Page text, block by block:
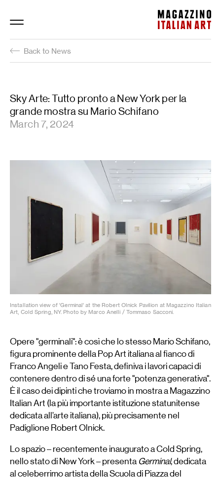
Magazzino Italian Art
Back to News
Sky Arte: Tutto pronto a New York per la
grande mostra su Mario Schifano
March 7, 2024
Installation view of 'Germinal' at the Robert Olnick Pavilion at Magazzino Italian
Art, Cold Spring, NY. Photo by Marco Anelli / Tommaso Sacconi.
Opere "germinali": è così che lo stesso Mario Schifano,
figura prominente della Pop Art italiana al fianco di
Franco Angeli e Tano Festa, definiva i lavori capaci di
contenere dentro di sé una forte "potenza generativa".
È il caso dei dipinti che troviamo in mostra a Magazzino
Italian Art (la più importante istituzione statunitense
dedicata all’arte italiana), più precisamente nel
Padiglione Robert Olnick.
Lo spazio – recentemente inaugurato a Cold Spring,
nello stato di New York – presenta Germinal, dedicata
al celeberrimo artista della Scuola di Piazza del